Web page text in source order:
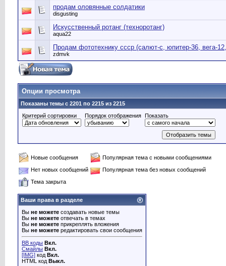
продам оловянные солдатики
disgusting
Искусственный ротанг (техноротанг)
aqua22
Продам фототехнику ссср (салют-с, юпитер-36, вега-
zdmvk
Опции просмотра
Показаны темы с 2201 по 2215 из 2215
Критерий сортировки
Порядок отображения Показать
Новые сообщения
Популярная тема с новыми сообщениями
Нет новых сообщений
Популярная тема без новых сообщений
Тема закрыта
Ваши права в разделе
Вы не можете создавать новые темы
Вы не можете отвечать в темах
Вы не можете прикреплять вложения
Вы не можете редактировать свои сообщения
BB коды Вкл.
Смайлы Вкл.
[IMG] код Вкл.
HTML код Выкл.